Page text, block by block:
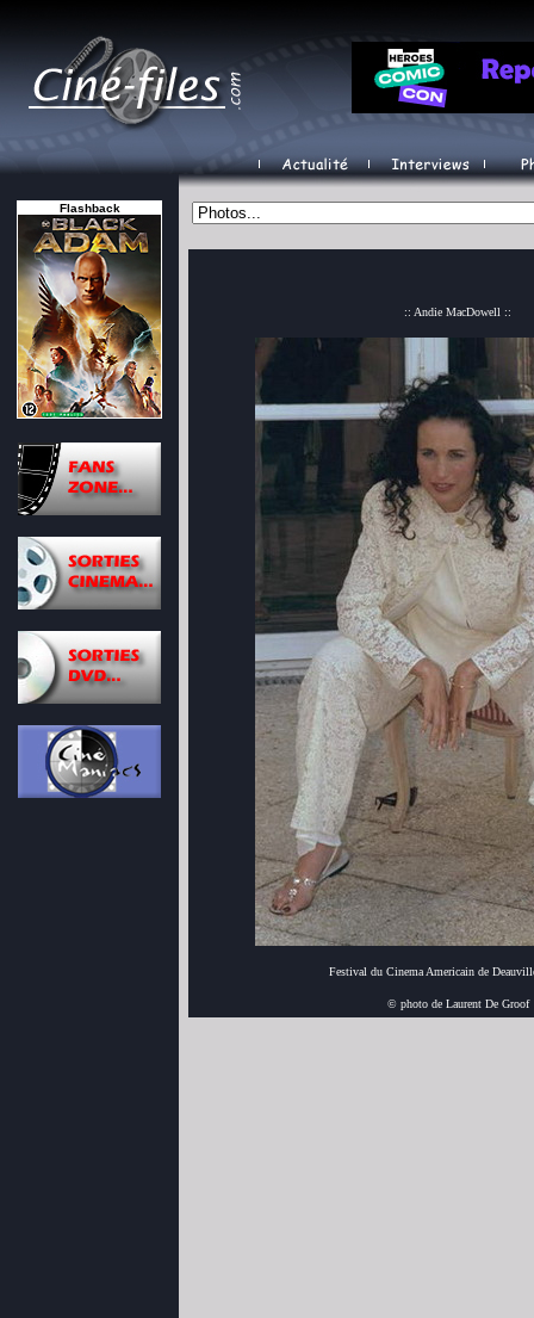
Flashback
:: Andie MacDowell ::
Festival du Cinema Americain de
© photo de Laurent De Groof